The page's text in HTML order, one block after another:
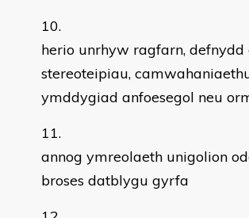
herio unrhyw ragfarn, defnydd
stereoteipiau,
ymddygiad anfoesegol neu
annog ymreolaeth unigolion
broses datblygu gyrfa